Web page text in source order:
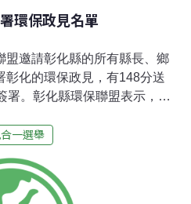
環保政見名單
盟邀請彰化縣的所有縣長、鄉
彰化的環保政見，有148分送
署。彰化縣環保聯盟表示，這
一項，彰南地區絕不繼續發展
現有工業區閒置地，電鍍工廠
督與查緝，落實汙染總量管
一選舉